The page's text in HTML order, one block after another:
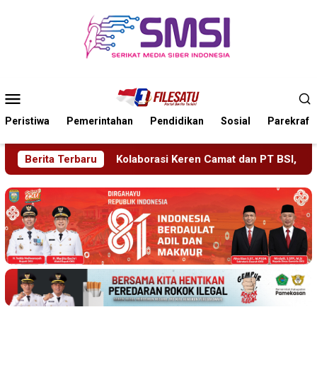
Mobile
Peristiwa Pemerintahan Pendidikan Sosial Parekraf
Berita Terbaru
Keren Camat dan PT BSI, Bantu Turis Italia Tersesat di Pulau